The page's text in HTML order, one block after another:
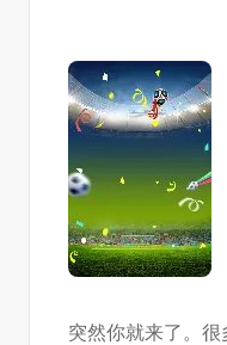
突然你就来了。